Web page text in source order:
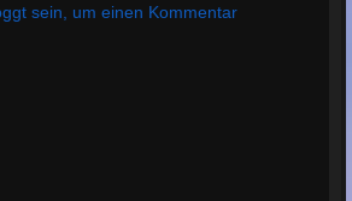
sein, um einen Kommentar